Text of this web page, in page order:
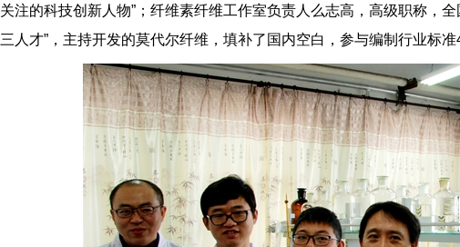
关注的科技创新人物”；纤维素纤维工作室负责人么志高，高级职称，
三人才”，主持开发的莫代尔纤维，填补了国内空白，参与编制行业标准